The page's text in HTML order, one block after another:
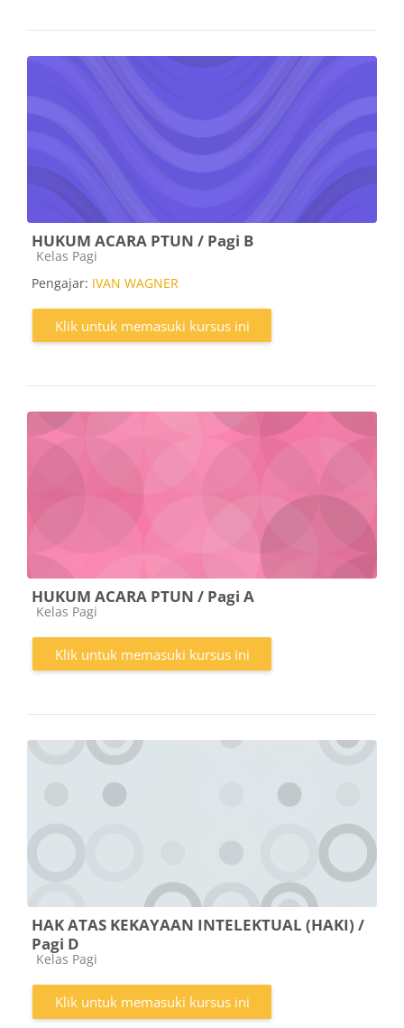
HUKUM ACARA PTUN / Pagi B
Kategori kursus
Kelas Pagi
Pengajar: IVAN WAGNER
Klik untuk memasuki kursus ini
HUKUM ACARA PTUN / Pagi A
Kategori kursus
Kelas Pagi
Klik untuk memasuki kursus ini
HAK ATAS KEKAYAAN INTELEKTUAL (HAKI) /
Pagi D
Kategori kursus
Kelas Pagi
Klik untuk memasuki kursus ini